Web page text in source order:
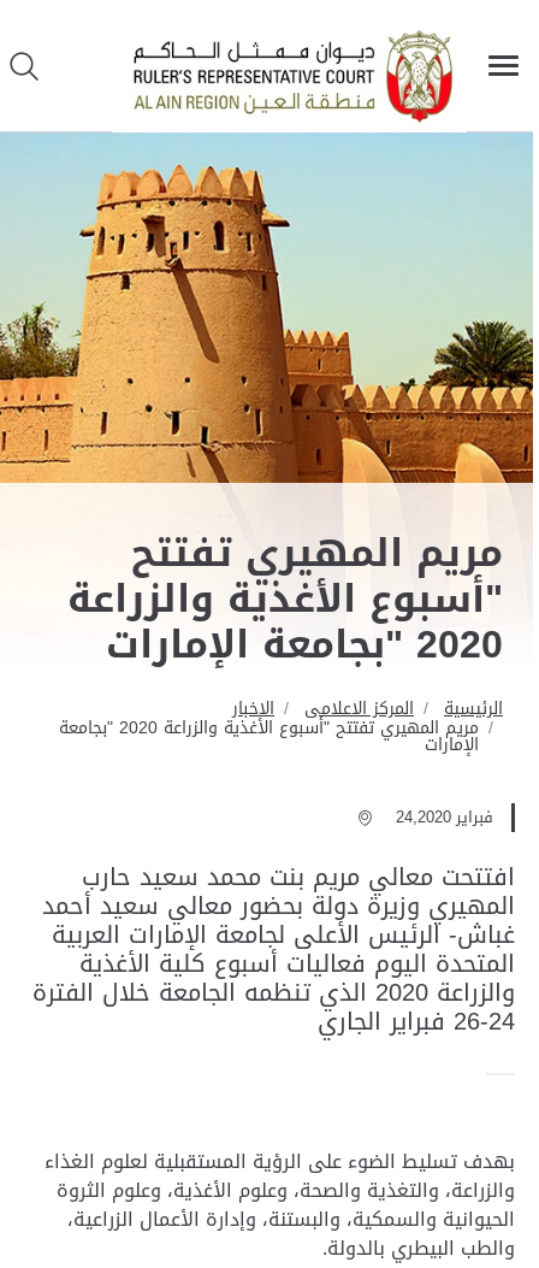
مريم المهيري تفتتح
"أسبوع الأغذية والزراعة
2020 "بجامعة الإمارات
الرئيسية المركز الاعلامى الاخبار
مريم المهيري تفتتح "أسبوع الأغذية والزراعة 2020 "بجامعة
الإمارات
فبراير 24,2020
افتتحت معالي مريم بنت محمد سعيد حارب
المهيري وزيرة دولة بحضور معالي سعيد أحمد
غباش- الرئيس الأعلى لجامعة الإمارات العربية
المتحدة اليوم فعاليات أسبوع كلية الأغذية
والزراعة 2020 الذي تنظمه الجامعة خلال الفترة
24-26 فبراير الجاري
بهدف تسليط الضوء على الرؤية المستقبلية لعلوم الغذاء
والزراعة، والتغذية والصحة، وعلوم الأغذية، وعلوم الثروة
الحيوانية والسمكية، والبستنة، وإدارة الأعمال الزراعية،
والطب البيطري بالدولة.